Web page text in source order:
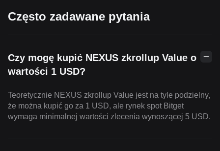
Często zadawane pytania
Czy mogę kupić NEXUS zkrollup Value o
wartości 1 USD?
Teoretycznie NEXUS zkrollup Value jest na tyle podzielny,
że można kupić go za 1 USD, ale rynek spot Bitget
wymaga minimalnej wartości zlecenia wynoszącej 5 USD.